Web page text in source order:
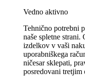
Vedno aktivno
Tehnično potrebni
naše spletne
izdelkov v vaši
uporabniškega
ničesar sklepati,
posredovani tretjim